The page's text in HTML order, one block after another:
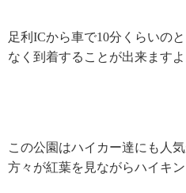
足利 ICから車で10分くらいの
なく到着することが出来ますよ
この公園はハイカー達にも人
方々が紅葉を見ながらハイキ